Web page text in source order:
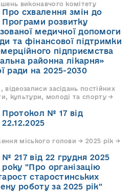
виконавчого комітету
Про схвалення змін до
Програми розвитку
медичної допомоги
та фінансової підтримки
підприємства
районна лікарня»
ради на 2025-2030
засідань постійних
культури, молоді та спорту →
Протокол № 17 від
22.12.2025
міського голови → 2025 рік →
№ 217 від 22 грудня 2025
року "Про організацію
старостинських
роботу за 2025 рік"